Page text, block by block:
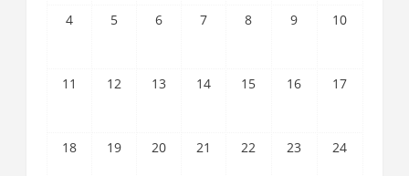
4 5 6 7 8 9 10
11 12 13 14 15 16 17
18 19 20 21 22 23 24